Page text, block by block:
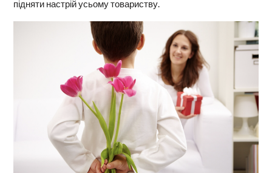
підняти настрій усьому товариству.